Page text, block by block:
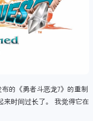
的《勇者斗恶龙7》的重制
来时间过长了。 我觉得它在